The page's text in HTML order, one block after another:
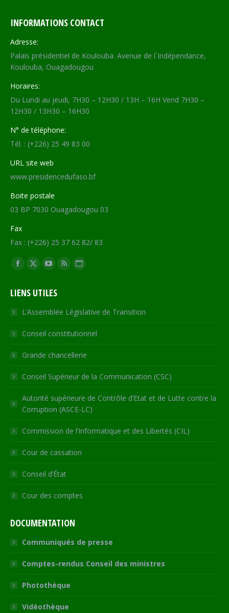
INFORMATIONS CONTACT
Adresse:
Palais présidentiel de Koulouba. Avenue de l´Indépendance,
Koulouba, Ouagadougou
Horaires:
Du Lundi au jeudi, 7H30 – 12H30 / 13H – 16H Vend 7H30 –
12H30 / 13H30 – 16H30
N° de téléphone:
Tél. : (+226) 25 49 83 00
URL site web
www.presidencedufaso.bf
Boite postale
03 BP 7030 Ouagadougou 03
Fax
Fax : (+226) 25 37 62 82/ 83
Trouvez nous sur :
Facebook
opens
in
new
window
X
opens
in
new
window
YouTube
opens
in
new
window
RSS
in
new
window
Site
opens
in
new
LIENS UTILES
L’Assemblée Législative de Transition
Conseil constitutionnel
Grande chancellerie
Conseil Supérieur de la Communication (CSC)
Autorité supérieure de Contrôle d’Etat et de Lutte contre la
Corruption (ASCE-LC)
Commission de l’Informatique et des Libertés (CIL)
Cour de cassation
Conseil d’État
Cour des comptes
DOCUMENTATION
Communiqués de presse
Comptes-rendus Conseil des ministres
Photothèque
Vidéothèque